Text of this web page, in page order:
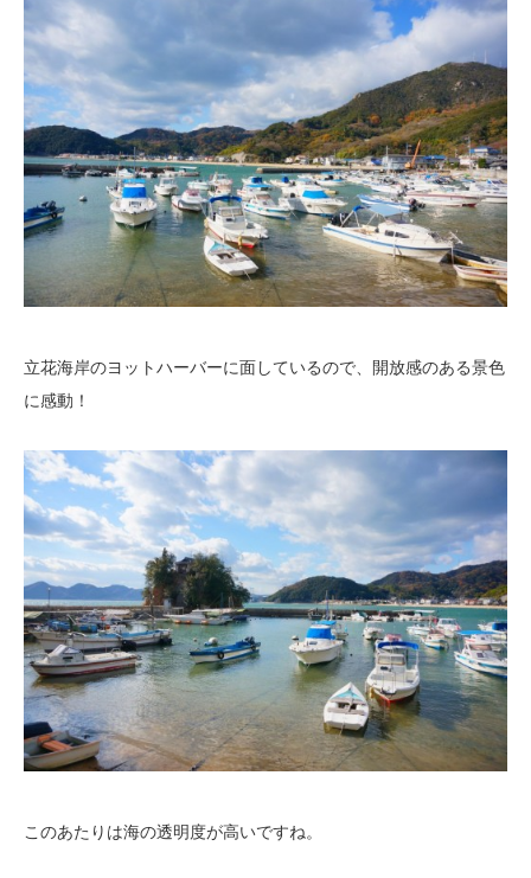
立花海岸のヨットハーバーに面しているので、開放感のある景色
に感動！
このあたりは海の透明度が高いですね。